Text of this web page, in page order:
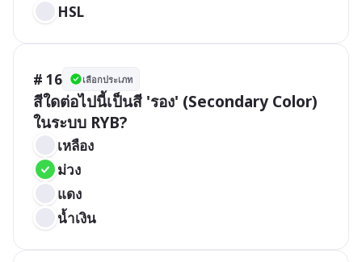
HSL
# 16 เลือกประเภท
สีใดต่อไปนี้เป็นสี 'รอง' (Secondary Color)
ในระบบ RYB?
เหลือง
ม่วง
แดง
น้ำเงิน